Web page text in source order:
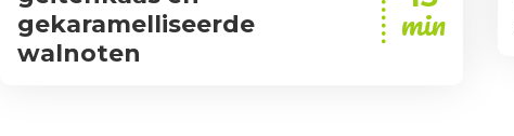
gekaramelliseerde
walnoten
min